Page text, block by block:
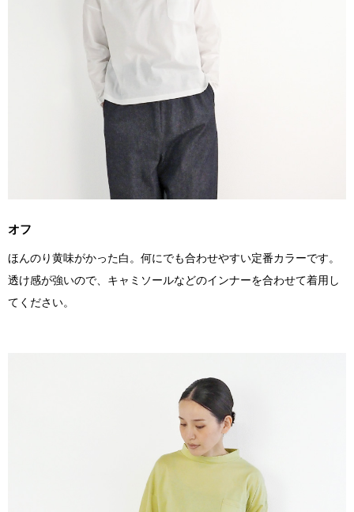
オフ
ほんのり黄味がかった白。何にでも合わせやすい定番カラーです。
透け感が強いので、キャミソールなどのインナーを合わせて着用し
てください。